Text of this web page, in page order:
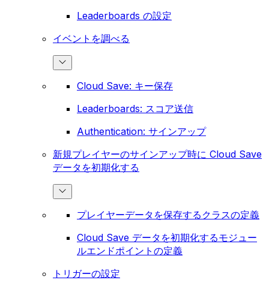
Leaderboards の設定
イベントを調べる
Cloud Save: キー保存
Leaderboards: スコア送信
Authentication: サインアップ
新規プレイヤーのサインアップ時に Cloud Save
データを初期化する
プレイヤーデータを保存するクラスの定義
Cloud Save データを初期化するモジュー
ルエンドポイントの定義
トリガーの設定